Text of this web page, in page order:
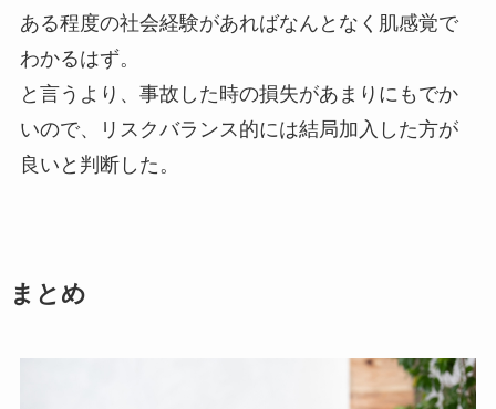
ある程度の社会経験があればなんとなく肌感覚で
わかるはず。
と言うより、事故した時の損失があまりにもでか
いので、リスクバランス的には結局加入した方が
良いと判断した。
まとめ